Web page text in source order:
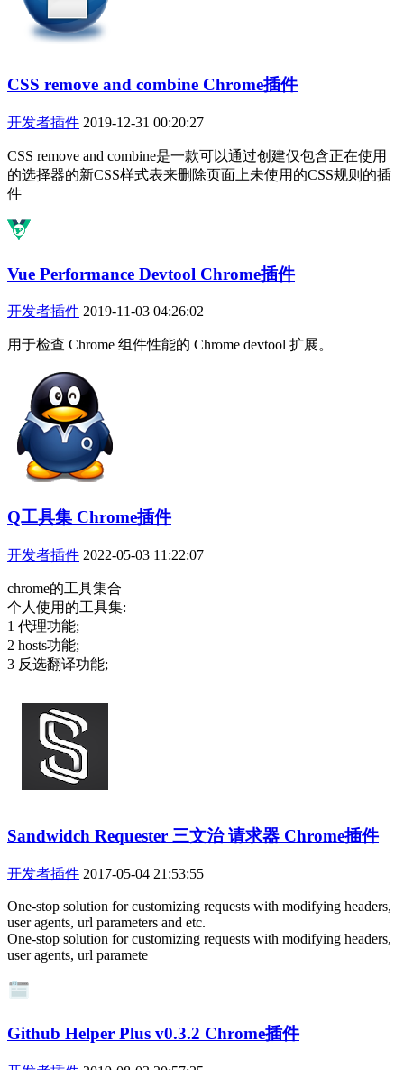
CSS remove and combine Chrome插件
开发者插件 2019-12-31 00:20:27
CSS remove and combine是一款可以通过创建仅包含正在使用
的选择器的新CSS样式表来删除页面上未使用的CSS规则的插
件
Vue Performance Devtool Chrome插件
开发者插件 2019-11-03 04:26:02
用于检查 Chrome 组件性能的 Chrome devtool 扩展。
Q工具集 Chrome插件
开发者插件 2022-05-03 11:22:07
chrome的工具集合
个人使用的工具集:
1 代理功能;
2 hosts功能;
3 反选翻译功能;
Sandwidch Requester 三文治 请求器 Chrome插件
开发者插件 2017-05-04 21:53:55
One-stop solution for customizing requests with modifying headers,
user agents, url parameters and etc.
One-stop solution for customizing requests with modifying headers,
user agents, url paramete
Github Helper Plus v0.3.2 Chrome插件